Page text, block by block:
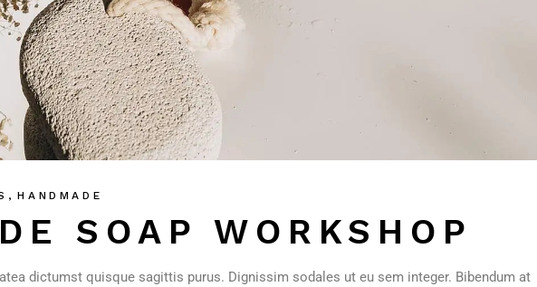
HANDMADE
SOAP WORKSHOP
dictumst quisque sagittis purus. Dignissim sodales ut eu sem integer. Bibendum at